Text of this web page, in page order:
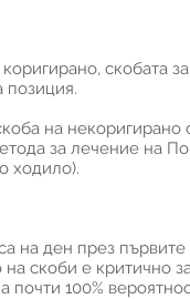
скобата
позиция.
на
за лечение на
ходило).
на ден през
скоби е критично
100%